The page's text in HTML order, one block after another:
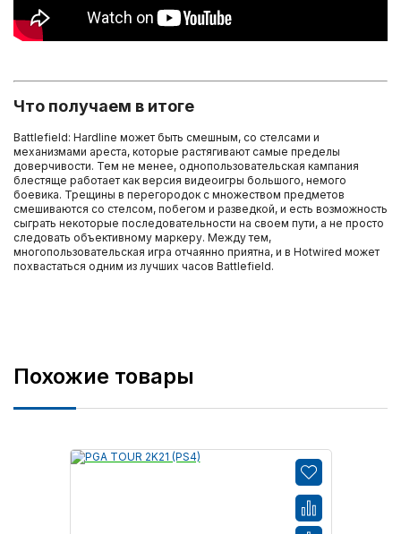
Что получаем в итоге
Battlefield: Hardline может быть смешным, со стелсами и
механизмами ареста, которые растягивают самые пределы
доверчивости. Тем не менее, однопользовательская кампания
блестяще работает как версия видеоигры большого, немого
боевика. Трещины в перегородок с множеством предметов
смешиваются со стелсом, побегом и разведкой, и есть возможность
сыграть некоторые последовательности на своем пути, а не просто
следовать объективному маркеру. Между тем,
многопользовательская игра отчаянно приятна, и в Hotwired может
похвастаться одним из лучших часов Battlefield.
Похожие товары